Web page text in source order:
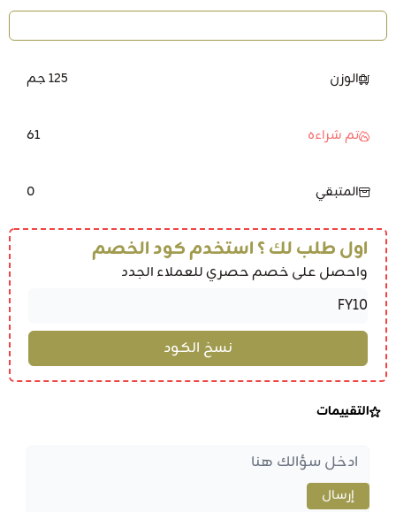
الوزن 125 جم
تم شراءه 61
المتبقي 0
اول طلب لك ؟ استخدم كود الخصم
واحصل على خصم حصري للعملاء الجدد
التقييمات
إرسال